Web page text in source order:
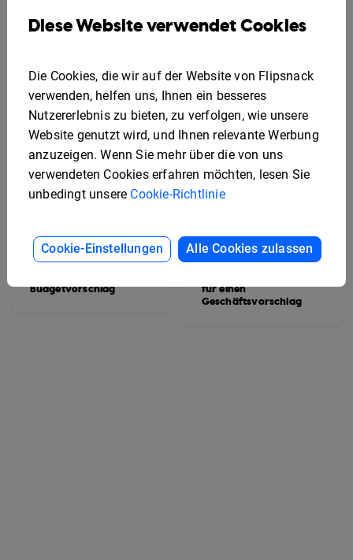
Budgetvorschlag
für einen
Geschäftsvorschlag
Diese Website verwendet Cookies
Die Cookies, die wir auf der Website von Flipsnack
verwenden, helfen uns, Ihnen ein besseres
Nutzererlebnis zu bieten, zu verfolgen, wie unsere
Website genutzt wird, und Ihnen relevante Werbung
anzuzeigen. Wenn Sie mehr über die von uns
verwendeten Cookies erfahren möchten, lesen Sie
unbedingt unsere Cookie-Richtlinie
Cookie-Einstellungen Alle Cookies zulassen